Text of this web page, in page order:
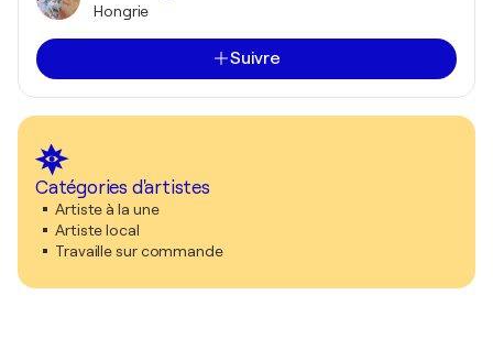
Hongrie
Suivre
Catégories d'artistes
Artiste à la une
Artiste local
Travaille sur commande